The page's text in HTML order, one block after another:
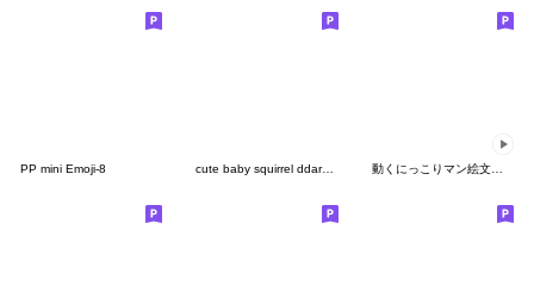
PP mini Emoji-8 cute baby squirrel ddarang 動くにっこりマン絵文字（ごはん）